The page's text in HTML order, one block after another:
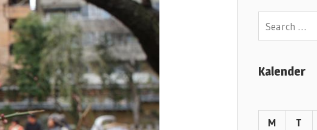
o
i
s
Kalender
M
T